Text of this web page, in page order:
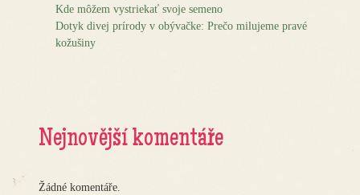
Kde môžem vystriekať svoje semeno
Dotyk divej prírody v obývačke: Prečo milujeme pravé
kožušiny
Nejnovější komentáře
Žádné komentáře.